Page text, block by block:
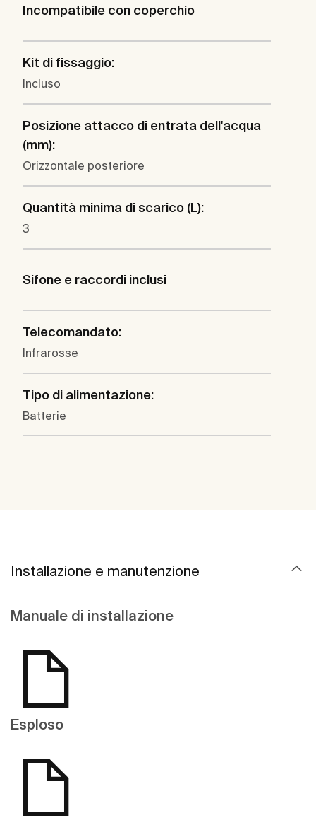
Incompatibile con coperchio
Kit di fissaggio:
Incluso
Posizione attacco di entrata dell'acqua
(mm):
Orizzontale posteriore
Quantità minima di scarico (L):
3
Sifone e raccordi inclusi
Telecomandato:
Infrarosse
Tipo di alimentazione:
Batterie
Installazione e manutenzione
Manuale di installazione
Esploso